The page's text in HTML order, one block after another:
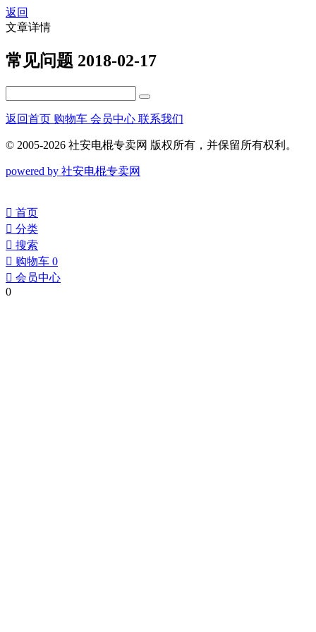
返回
文章详情
常见问题 2018-02-17
返回首页 购物车 会员中心 联系我们
© 2005-2026 社安电棍专卖网 版权所有，并保留所有权利。
powered by 社安电棍专卖网
󰀁 首页
󰀂 分类
󰀃 搜索
󰀄 购物车 0
󰀅 会员中心
0